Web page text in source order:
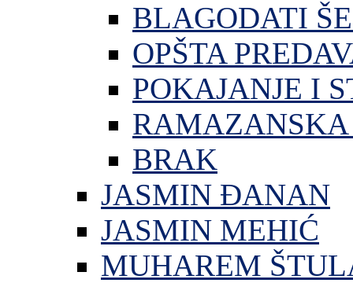
BLAGODATI
OPŠTA
POKAJANJE I
RAMAZANSKA
BRAK
JASMIN ĐANAN
JASMIN MEHIĆ
MUHAREM